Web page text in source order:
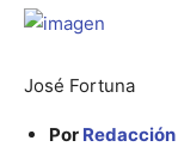
José Fortuna
Por